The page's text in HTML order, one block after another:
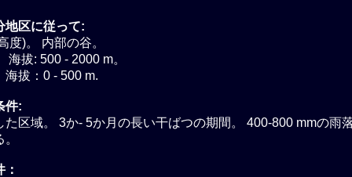
地区に従って:
度)。 内部の谷。
海拔: 500 - 2000 m。
海拔：0 - 500 m.
件:
た区域。 3か- 5か月の長い干ばつの期間。 400-800 mmの雨